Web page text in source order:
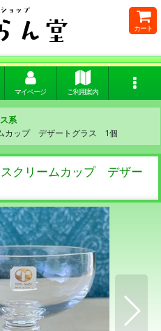
カート
マイページ ご利用案内
系
カップ デザートグラス 1個
クリームカップ デザー